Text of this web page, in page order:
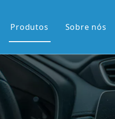
Produtos
13.1'Série OEM
12.3'Série OEM
Tela de 10,36'2K
Sobre nós